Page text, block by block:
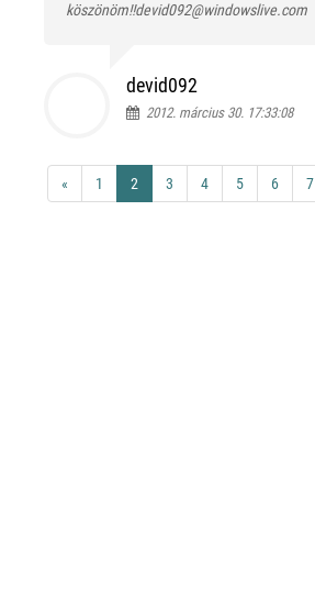
köszönöm!!devid092@windowslive.com
devid092
2012. március 30. 17:33:08
« 1 2 3 4 5 6 7